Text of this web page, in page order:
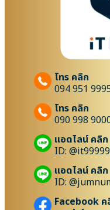
โทร คลิก
094 951
โทร คลิก
090 998
แอดไลน์ คลิก
ID: @it99999
แอดไลน์ คลิก
ID:
Facebook ค